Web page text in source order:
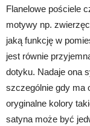
Flanelowe pościele
motywy np.
jaką funkcję w
jest równie
dotyku. Nadaje ona
szczególnie gdy ma
oryginalne kolory
satyna może być